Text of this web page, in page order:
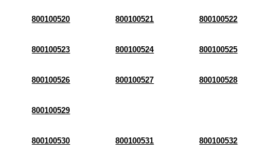
800100520 800100521 800100522
800100523 800100524 800100525
800100526 800100527 800100528
800100529
800100530 800100531 800100532